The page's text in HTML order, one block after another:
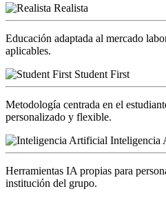
Realista
Educación adaptada al mercado
aplicables.
Student First
Metodología centrada en el
personalizado y flexible.
Inteligencia
Herramientas IA propias para
institución del grupo.